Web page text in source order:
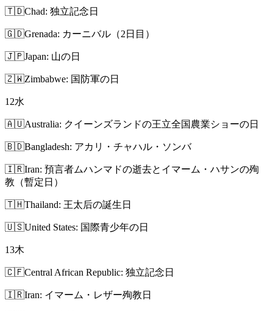
🇹🇩Chad: 独立記念日
🇬🇩Grenada: カーニバル（2日目）
🇯🇵Japan: 山の日
🇿🇼Zimbabwe: 国防軍の日
12水
🇦🇺Australia: クイーンズランドの王立全国農業ショーの日
🇧🇩Bangladesh: アカリ・チャハル・ソンバ
🇮🇷Iran: 預言者ムハンマドの逝去とイマーム・ハサンの殉
教（暫定日）
🇹🇭Thailand: 王太后の誕生日
🇺🇸United States: 国際青少年の日
13木
🇨🇫Central African Republic: 独立記念日
🇮🇷Iran: イマーム・レザー殉教日